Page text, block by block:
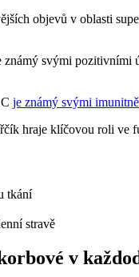
objevů v oblasti
svými pozitivními
je známý svými
hraje klíčovou roli ve
tkání
v